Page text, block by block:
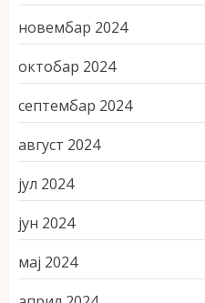
новембар 2024
октобар 2024
септембар 2024
август 2024
јул 2024
јун 2024
мај 2024